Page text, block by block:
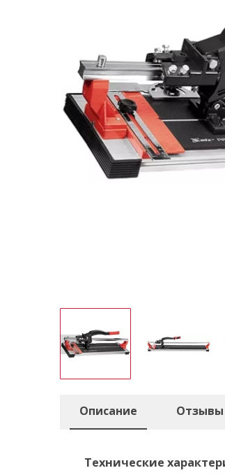
Описание Отзывы
Технические